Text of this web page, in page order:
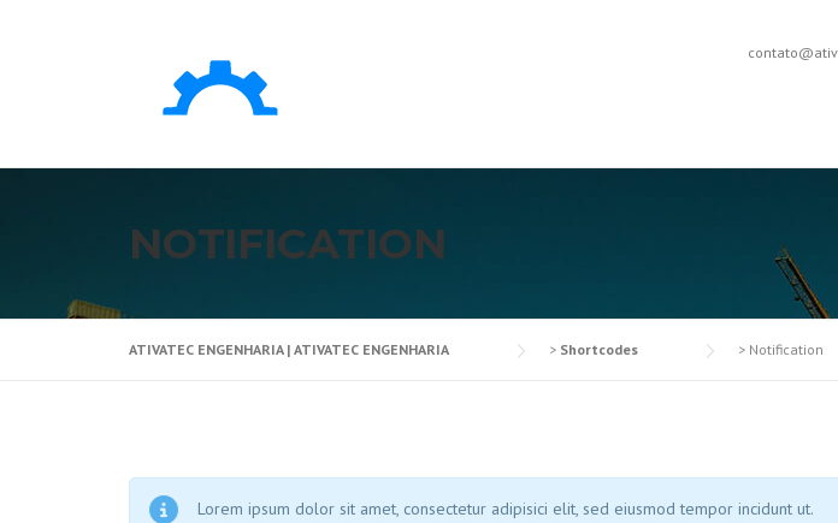
NOTIFICATION
ATIVATEC ENGENHARIA | ATIVATEC ENGENHARIA > Shortcodes > Notification
Lorem ipsum dolor sit amet, consectetur adipisici elit, sed eiusmod tempor incidunt ut.